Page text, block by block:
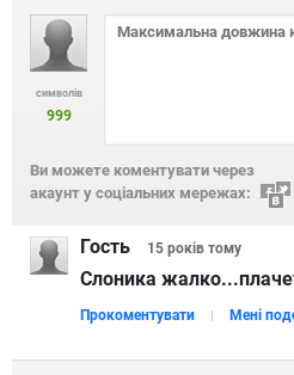
символів
999
Ви можете коментувати через
акаунт у соціальних мережах:
Гость 15 років тому
Слоника
Прокоментувати Мені